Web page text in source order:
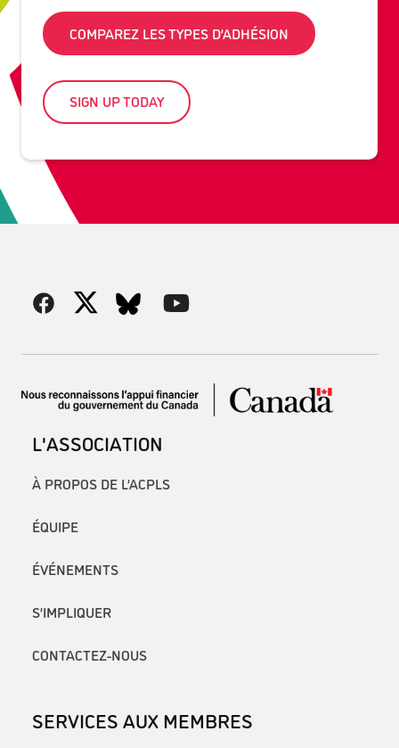
COMPAREZ LES TYPES D’ADHÉSION
SIGN UP TODAY
L'ASSOCIATION
À PROPOS DE L’ACPLS
ÉQUIPE
ÉVÉNEMENTS
S’IMPLIQUER
CONTACTEZ-NOUS
SERVICES AUX MEMBRES